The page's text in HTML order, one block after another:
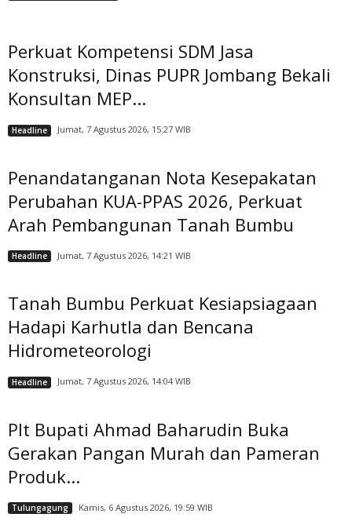
Perkuat Kompetensi SDM Jasa
Konstruksi, Dinas PUPR Jombang Bekali
Konsultan MEP...
Headline Jumat, 7 Agustus 2026, 15:27 WIB
Penandatanganan Nota Kesepakatan
Perubahan KUA-PPAS 2026, Perkuat
Arah Pembangunan Tanah Bumbu
Headline Jumat, 7 Agustus 2026, 14:21 WIB
Tanah Bumbu Perkuat Kesiapsiagaan
Hadapi Karhutla dan Bencana
Hidrometeorologi
Headline Jumat, 7 Agustus 2026, 14:04 WIB
Plt Bupati Ahmad Baharudin Buka
Gerakan Pangan Murah dan Pameran
Produk...
Tulungagung Kamis, 6 Agustus 2026, 19:59 WIB